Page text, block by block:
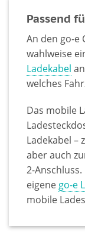
Passend
An den go-e
wahlweise
Ladekabel
welches
Das mobile
Ladekabel –
aber auch
2-
eigenego-e
mobile